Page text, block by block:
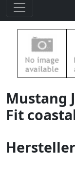
Mustang
Fit